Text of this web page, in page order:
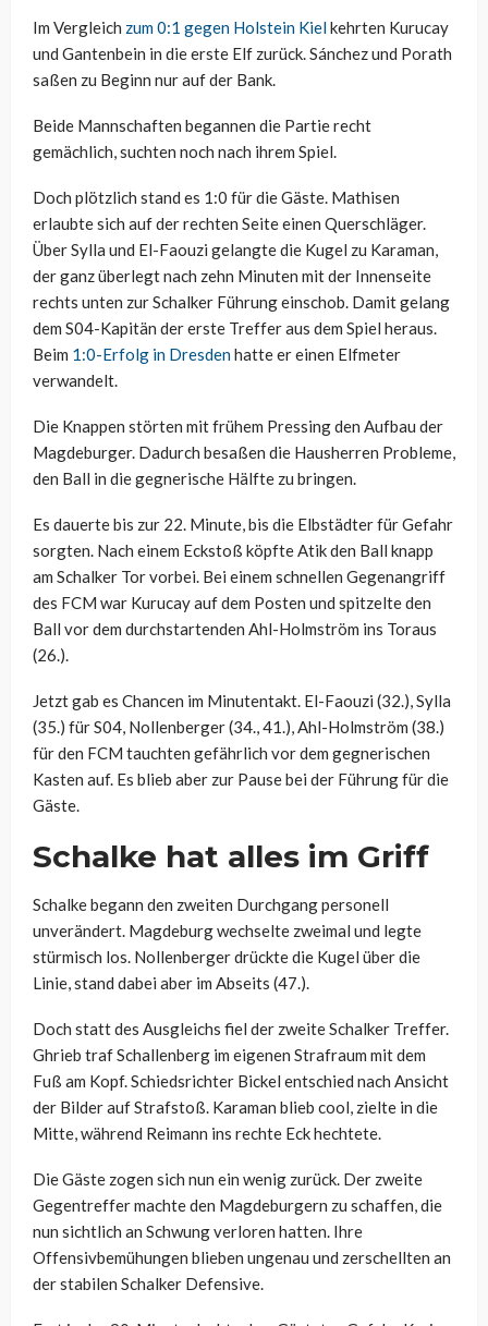
Im Vergleich zum 0:1 gegen Holstein Kielkehrten Kurucay
und Gantenbein in die erste Elf zurück. Sánchez und Porath
saßen zu Beginn nur auf der Bank.
Beide Mannschaften begannen die Partie recht
gemächlich, suchten noch nach ihrem Spiel.
Doch plötzlich stand es 1:0 für die Gäste. Mathisen
erlaubte sich auf der rechten Seite einen Querschläger.
Über Sylla und El-Faouzi gelangte die Kugel zu Karaman,
der ganz überlegt nach zehn Minuten mit der Innenseite
rechts unten zur Schalker Führung einschob. Damit gelang
dem S04-Kapitän der erste Treffer aus dem Spiel heraus.
Beim 1:0-Erfolg in Dresdenhatte er einen Elfmeter
verwandelt.
Die Knappen störten mit frühem Pressing den Aufbau der
Magdeburger. Dadurch besaßen die Hausherren Probleme,
den Ball in die gegnerische Hälfte zu bringen.
Es dauerte bis zur 22. Minute, bis die Elbstädter für Gefahr
sorgten. Nach einem Eckstoß köpfte Atik den Ball knapp
am Schalker Tor vorbei. Bei einem schnellen Gegenangriff
des FCM war Kurucay auf dem Posten und spitzelte den
Ball vor dem durchstartenden Ahl-Holmström ins Toraus
(26.).
Jetzt gab es Chancen im Minutentakt. El-Faouzi (32.), Sylla
(35.) für S04, Nollenberger (34., 41.), Ahl-Holmström (38.)
für den FCM tauchten gefährlich vor dem gegnerischen
Kasten auf. Es blieb aber zur Pause bei der Führung für die
Gäste.
Schalke hat alles im Griff
Schalke begann den zweiten Durchgang personell
unverändert. Magdeburg wechselte zweimal und legte
stürmisch los. Nollenberger drückte die Kugel über die
Linie, stand dabei aber im Abseits (47.).
Doch statt des Ausgleichs fiel der zweite Schalker Treffer.
Ghrieb traf Schallenberg im eigenen Strafraum mit dem
Fuß am Kopf. Schiedsrichter Bickel entschied nach Ansicht
der Bilder auf Strafstoß. Karaman blieb cool, zielte in die
Mitte, während Reimann ins rechte Eck hechtete.
Die Gäste zogen sich nun ein wenig zurück. Der zweite
Gegentreffer machte den Magdeburgern zu schaffen, die
nun sichtlich an Schwung verloren hatten. Ihre
Offensivbemühungen blieben ungenau und zerschellten an
der stabilen Schalker Defensive.